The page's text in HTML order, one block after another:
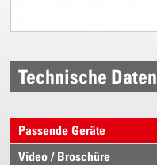
Technische Daten
Passende Geräte
Video / Broschüre